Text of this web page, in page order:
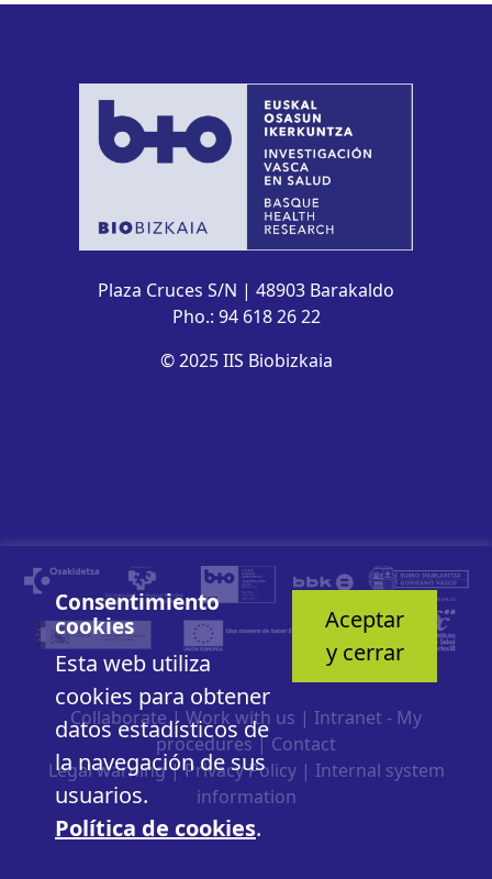
Plaza Cruces S/N | 48903 Barakaldo
Pho.: 94 618 26 22
© 2025 IIS Biobizkaia
Consentimiento
cookies
Esta web utiliza
cookies para obtener
datos estadísticos de
la navegación de sus
usuarios.
Política de cookies.
Aceptar
y cerrar
Collaborate| Work with us | Intranet - My
procedures|Contact
Legal warning|Privacy Policy| Internal system
information